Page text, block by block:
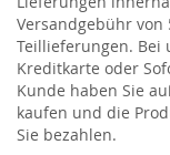
Versandgebühr von
Teillieferungen. Bei
Kreditkarte oder
Kunde haben Sie
kaufen und die
Sie bezahlen.